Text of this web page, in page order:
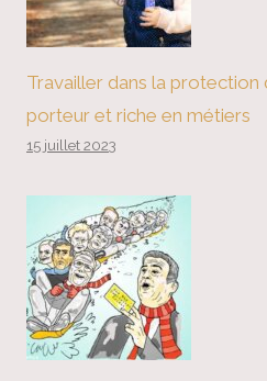
Travailler dans la protection
porteur et riche en métiers
15 juillet 2023